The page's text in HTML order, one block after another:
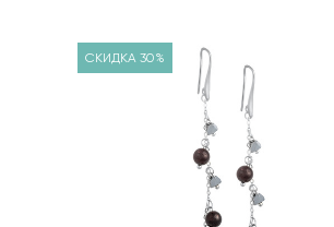
СКИДКА 30%